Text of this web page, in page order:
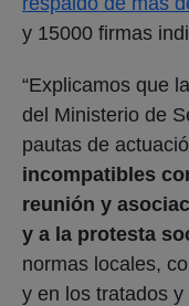
y 15000 firmas
“Explicamos que
del Ministerio de
pautas de
incompatibles
reunión y
y a la protesta
normas locales,
y en los tratados